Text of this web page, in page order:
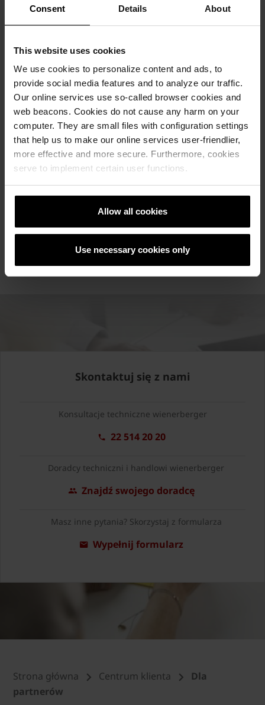
Consent Details About
This website uses cookies
We use cookies to personalize content and ads, to
provide social media features and to analyze our traffic.
Our online services use so-called browser cookies and
web beacons. Cookies do not cause any harm on your
computer. They are small files with configuration settings
that help us to make our online services user-friendlier,
more effective and more secure. Furthermore, cookies
serve to implement certain user functions.
Allow all cookies
Use necessary cookies only
Adresy zakładów produkcyjnych Semmelrock w
Polsce
Sprawdź»
Informacje i dokumenty dla dostawców
Skontaktuj się z nami
Konsultacje techniczne wienerberger
22 514 20 20
Doradcy techniczni i handlowi wienerberger
Znajdź swojego doradcę
Masz inne pytania? Skorzystaj z formularza
Wypełnij formularz
Strona główna Centrum klienta
Dla
partnerów